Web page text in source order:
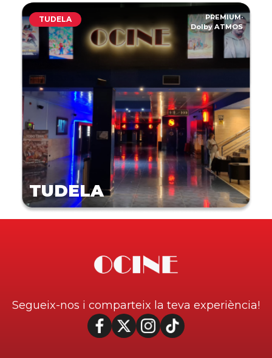
TUDELA PREMIUM·
Dolby ATMOS
TUDELA
Segueix-nos i comparteix la teva experiència!